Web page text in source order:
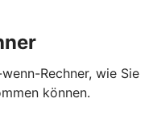
Rechner, wie Sie
können.